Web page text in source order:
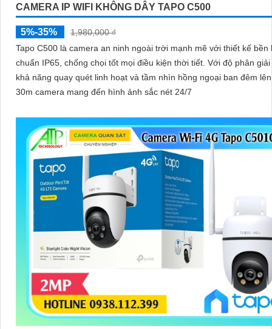
CAMERA IP WIFI KHÔNG DÂY TAPO C500
5%-35%
1,980,000 ₫
Tapo C500 là camera an ninh ngoài trời mạnh mẽ với thiết kế bền
chuẩn IP65, chống chọi tốt mọi điều kiện thời tiết. Với độ phân giải 2MP
khả năng quay quét linh hoạt và tầm nhìn hồng ngoại ban đêm
30m camera mang đến hình ảnh sắc nét 24/7